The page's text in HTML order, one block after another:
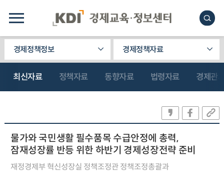
경제정책정보 경제정책자료
최신자료 정책자료 동향자료 법령자료 경제관
물가와 국민생활 필수품목 수급안정에 총력,
잠재성장률 반등 위한 하반기 경제성장전략 준비
재정경제부 혁신성장실 정책조정관 정책조정총괄과